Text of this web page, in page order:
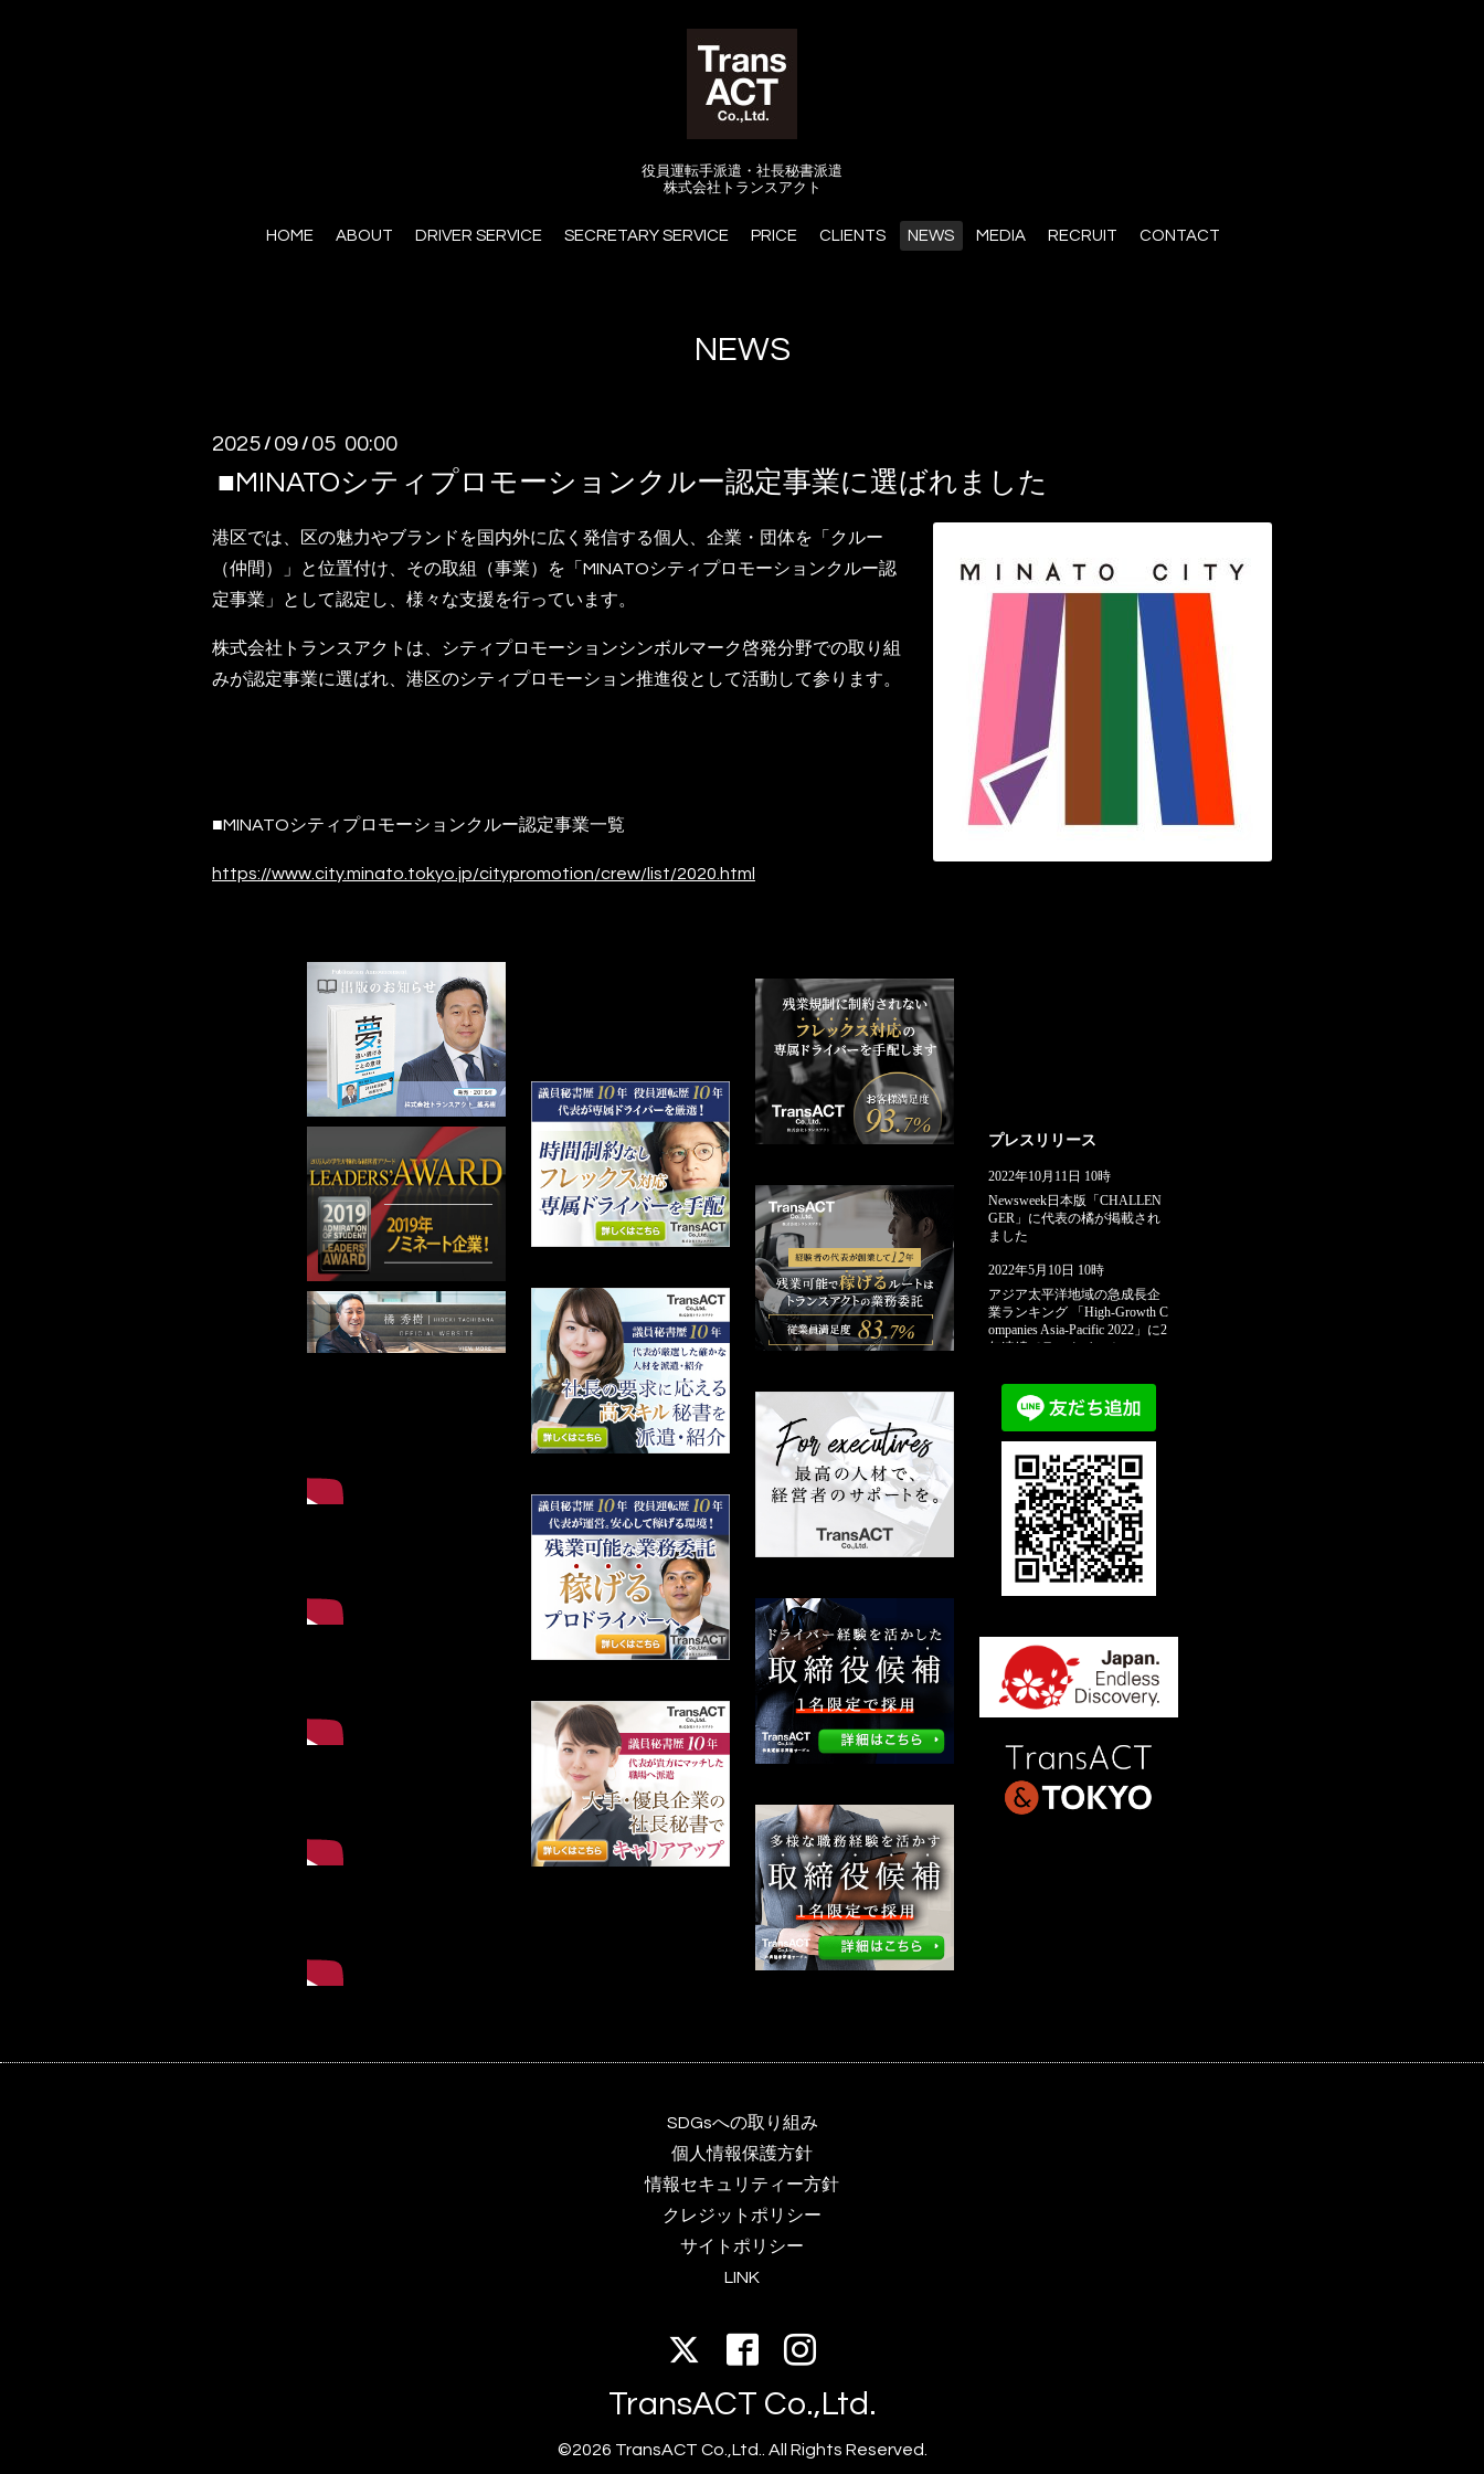
役員運転手派遣・社長秘書派遣
株式会社トランスアクト
HOME ABOUT DRIVER SERVICE SECRETARY SERVICE PRICE CLIENTS NEWS MEDIA RECRUIT CONTACT
NEWS
2025 / 09 / 05 00:00
■MINATOシティプロモーションクルー認定事業に選ばれました
港区では、区の魅力やブランドを国内外に広く発信する個人、企業・団体を「クルー
（仲間）」と位置付け、その取組（事業）を「MINATOシティプロモーションクルー認
定事業」として認定し、様々な支援を行っています。
株式会社トランスアクトは、シティプロモーションシンボルマーク啓発分野での取り組
みが認定事業に選ばれ、港区のシティプロモーション推進役として活動して参ります。
■MINATOシティプロモーションクルー認定事業一覧
https://www.city.minato.tokyo.jp/citypromotion/crew/list/2020.html
SDGsへの取り組み
個人情報保護方針
情報セキュリティー方針
クレジットポリシー
サイトポリシー
LINK
TransACT Co.,Ltd.
©2026 TransACT Co.,Ltd.. All Rights Reserved.